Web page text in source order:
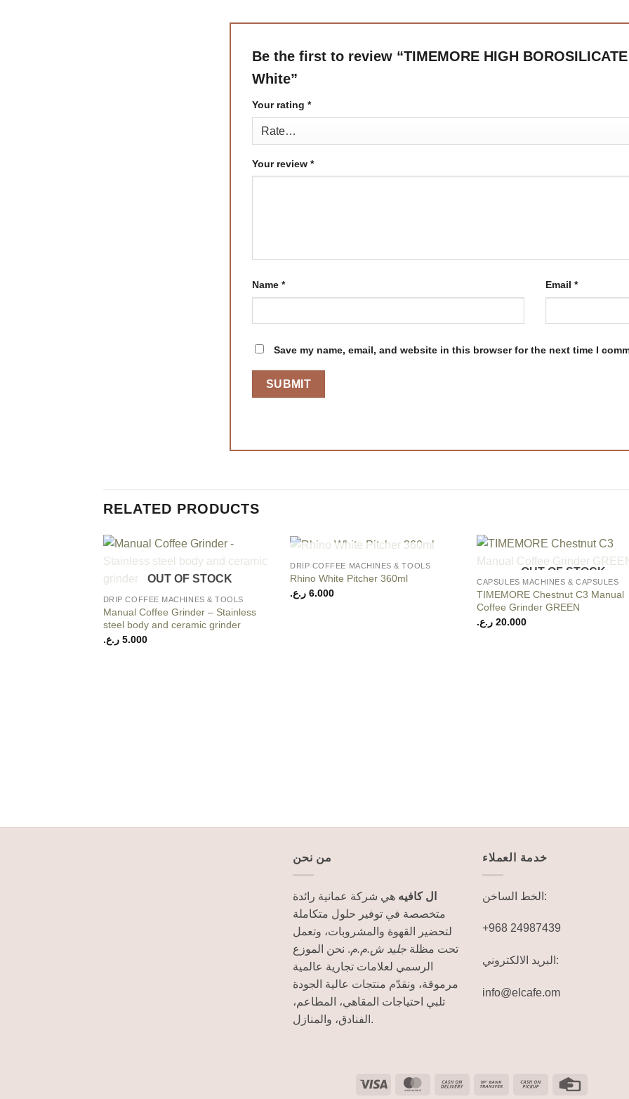
Be the first to review “TIMEMORE HIGH
White”
Your rating *
Your review *
Name * Email *
Save my name, email, and website in this browser for the next time I
RELATED PRODUCTS
OUT OF STOCK
DRIP COFFEE MACHINES & TOOLS
Manual Coffee Grinder – Stainless
steel body and ceramic grinder
5.000 ر.ع.
+
OUT OF STOCK
DRIP COFFEE MACHINES & TOOLS
Rhino White Pitcher 360ml
6.000 ر.ع.
OUT OF STOCK
CAPSULES MACHINES & CAPSULES
TIMEMORE Chestnut C3 Manual
Coffee Grinder GREEN
20.000 ر.ع.
من نحن
ال كافيه هي شركة عمانية رائدة
متخصصة في توفير حلول متكاملة
لتحضير القهوة والمشروبات، وتعمل
تحت مظلة جليد ش.م.م. نحن الموزع
الرسمي لعلامات تجارية عالمية
مرموقة، ونقدّم منتجات عالية الجودة
تلبي احتياجات المقاهي، المطاعم،
الفنادق، والمنازل.
خدمة العملاء
الخط الساخن:
+968 24987439
البريد الالكتروني:
info@elcafe.om